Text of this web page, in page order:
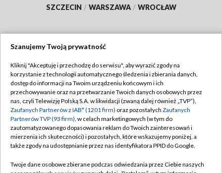
SZCZECIN / WARSZAWA / WROCŁAW
TVP
Abonament TVP
Emisja w TVP
Centrum informacji TVP
Naziemna Telewizja Cyfrowa
Regulamin TVP
Polityka prywatności
Moje zgody
Pomoc
Szanujemy Twoją prywatność
Kliknij "Akceptuję i przechodzę do serwisu", aby wyrazić zgody na
korzystanie z technologii automatycznego śledzenia i zbierania danych,
dostęp do informacji na Twoim urządzeniu końcowym i ich
przechowywanie oraz na przetwarzanie Twoich danych osobowych przez
nas, czyli Telewizję Polską S.A. w likwidacji (zwaną dalej również „TVP”),
Zaufanych Partnerów z IAB* (1201 firm) oraz pozostałych Zaufanych
Partnerów TVP (93 firm), w celach marketingowych (w tym do
zautomatyzowanego dopasowania reklam do Twoich zainteresowań i
mierzenia ich skuteczności) i pozostałych, które wskazujemy poniżej, a
także zgody na udostępnianie przez nas identyfikatora PPID do Google.
Twoje dane osobowe zbierane podczas odwiedzania przez Ciebie naszych